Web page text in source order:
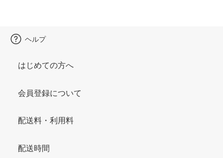
ヘルプ
はじめての方へ
会員登録について
配送料・利用料
配送時間